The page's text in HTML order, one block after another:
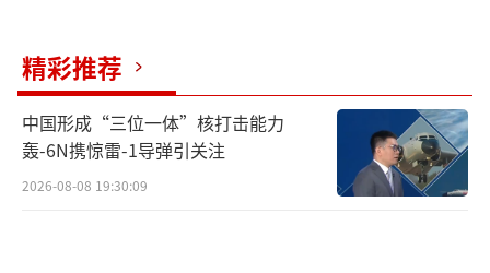
精彩推荐
中国形成“三位一体”核打击能力
轰-6N携惊雷-1导弹引关注
2026-08-08 19:30:09